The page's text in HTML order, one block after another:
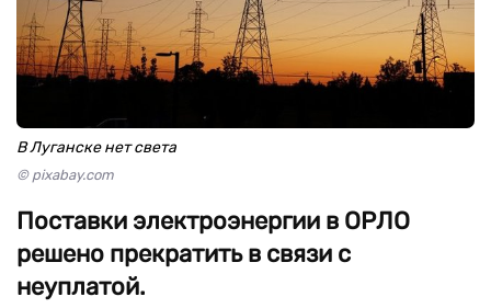
В Луганске нет света
© pixabay.com
Поставки электроэнергии в ОРЛО
решено прекратить в связи с
неуплатой.